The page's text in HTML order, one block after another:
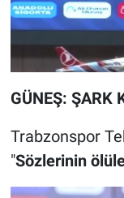
GÜNEŞ: ŞARK
Trabzonspor
"Sözlerinin